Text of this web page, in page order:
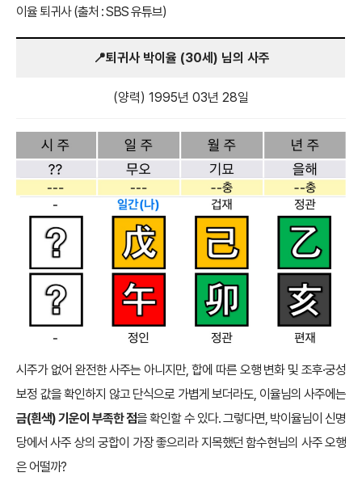
이율 퇴귀사 (출처 : SBS 유튜브)
📍퇴귀사 박이율 (30세) 님의 사주
(양력) 1995년 03년 28일
시주가 없어 완전한 사주는 아니지만, 합에 따른 오행 변화 및 조후·궁성
보정 값을 확인하지 않고 단식으로 가볍게 보더라도, 이율님의 사주에는
금(흰색) 기운이 부족한 점을 확인할 수 있다. 그렇다면, 박이율님이 신명
당에서 사주 상의 궁합이 가장 좋으리라 지목했던 함수현님의 사주 오행
은 어떨까?